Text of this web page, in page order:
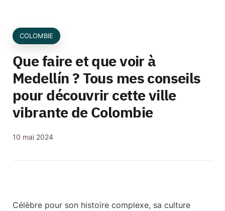
COLOMBIE
Que faire et que voir à
Medellín ? Tous mes conseils
pour découvrir cette ville
vibrante de Colombie
10 mai 2024
Célèbre pour son histoire complexe, sa culture